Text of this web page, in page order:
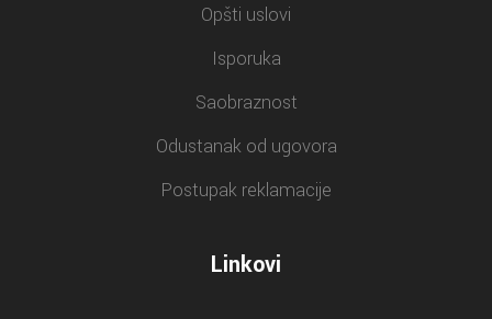
Opšti uslovi
Isporuka
Saobraznost
Odustanak od ugovora
Postupak reklamacije
Linkovi